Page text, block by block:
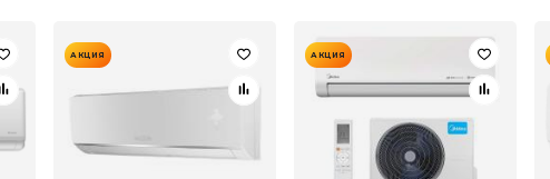
АКЦИЯ АКЦИЯ